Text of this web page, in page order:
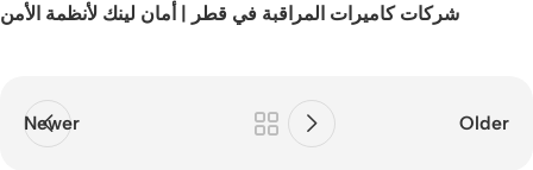
شركات كاميرات المراقبة في قطر | أمان لينك لأنظمة الأمن
Newer Older